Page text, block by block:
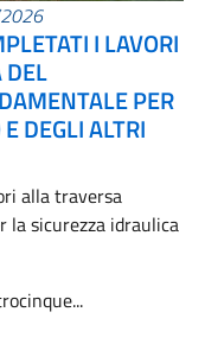
I LAVORI
DEL
PER
DEGLI ALTRI
alla traversa
la sicurezza idraulica